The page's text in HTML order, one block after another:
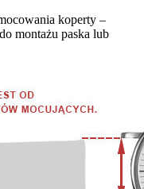
koperty –
montażu paska lub